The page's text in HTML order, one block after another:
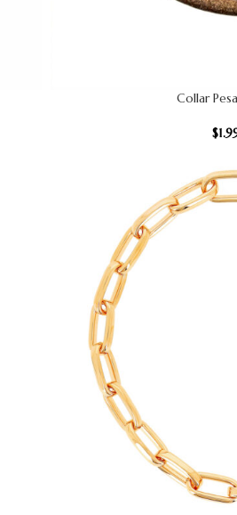
Collar
$